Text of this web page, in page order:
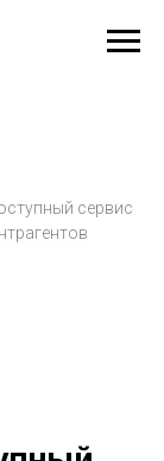
сервис